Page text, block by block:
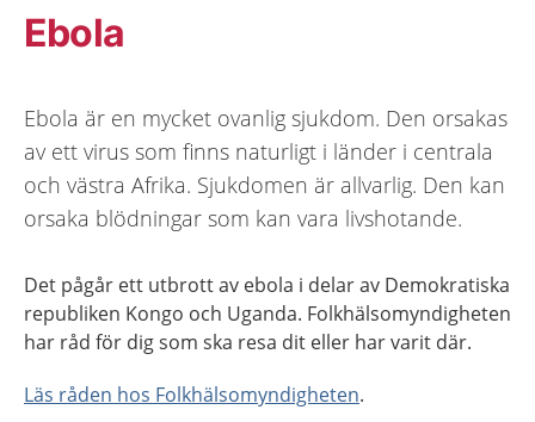
Ebola
Ebola är en mycket ovanlig sjukdom. Den orsakas
av ett virus som finns naturligt i länder i centrala
och västra Afrika. Sjukdomen är allvarlig. Den kan
orsaka blödningar som kan vara livshotande.
Det pågår ett utbrott av ebola i delar av Demokratiska
republiken Kongo och Uganda. Folkhälsomyndigheten
har råd för dig som ska resa dit eller har varit där.
Läs råden hos Folkhälsomyndigheten.